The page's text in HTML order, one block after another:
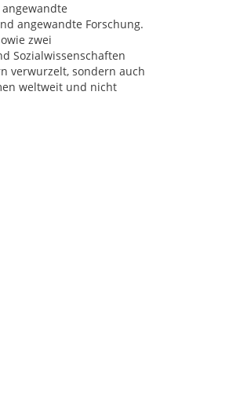
angewandte Forschung.
zwei
Sozialwissenschaften
verwurzelt, sondern auch
weltweit und nicht